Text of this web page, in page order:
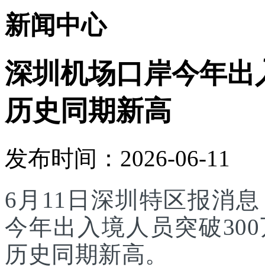
新闻中心
深圳机场口岸今年出
历史同期新高
发布时间：2026-06-11
6月11日深圳特区报消
今年出入境人员突破
历史同期新高。